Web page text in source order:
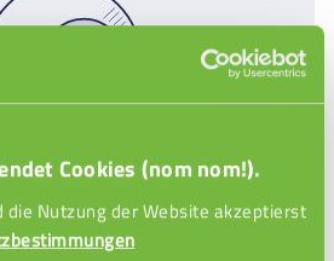
Cookies (nom nom!).
die Nutzung der Website akzeptierst